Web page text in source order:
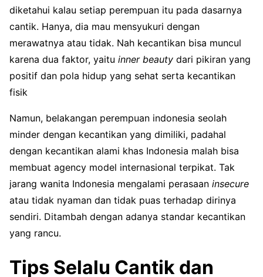
diketahui kalau setiap perempuan itu pada dasarnya
cantik. Hanya, dia mau mensyukuri dengan
merawatnya atau tidak. Nah kecantikan bisa muncul
karena dua faktor, yaitu inner beauty dari pikiran yang
positif dan pola hidup yang sehat serta kecantikan
fisik
Namun, belakangan perempuan indonesia seolah
minder dengan kecantikan yang dimiliki, padahal
dengan kecantikan alami khas Indonesia malah bisa
membuat agency model internasional terpikat. Tak
jarang wanita Indonesia mengalami perasaan insecure
atau tidak nyaman dan tidak puas terhadap dirinya
sendiri. Ditambah dengan adanya standar kecantikan
yang rancu.
Tips Selalu Cantik dan